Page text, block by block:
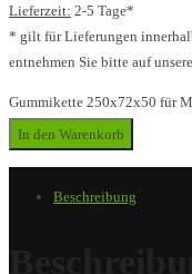
Lieferzeit: 2-5 Tage*
* gilt für Lieferungen
entnehmen Sie bitte auf
Gummikette 250x72x50 für
In den Warenkorb
Beschreibung